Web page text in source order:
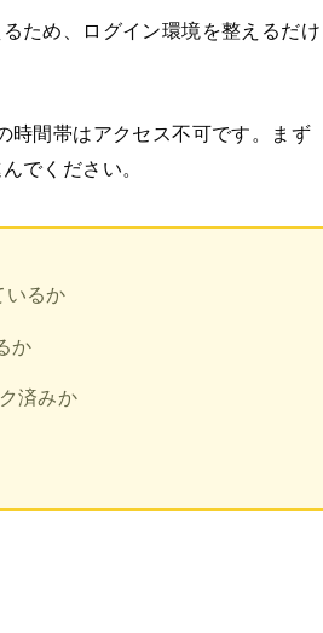
ため、ログイン環境を整えるだけ
時間帯はアクセス不可です。まず
でください。
いるか
か
済みか